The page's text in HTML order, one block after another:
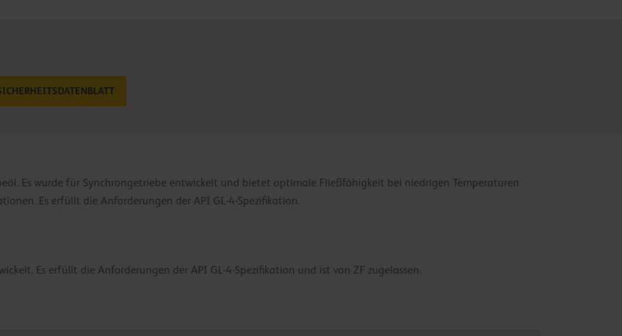
Es wurde für Synchrongetriebe entwickelt und bietet optimale Fließfähigkeit bei niedrigen Temperaturen
Es erfüllt die Anforderungen der API GL-4-Spezifikation.
Es erfüllt die Anforderungen der API GL-4-Spezifikation und ist von ZF zugelassen.